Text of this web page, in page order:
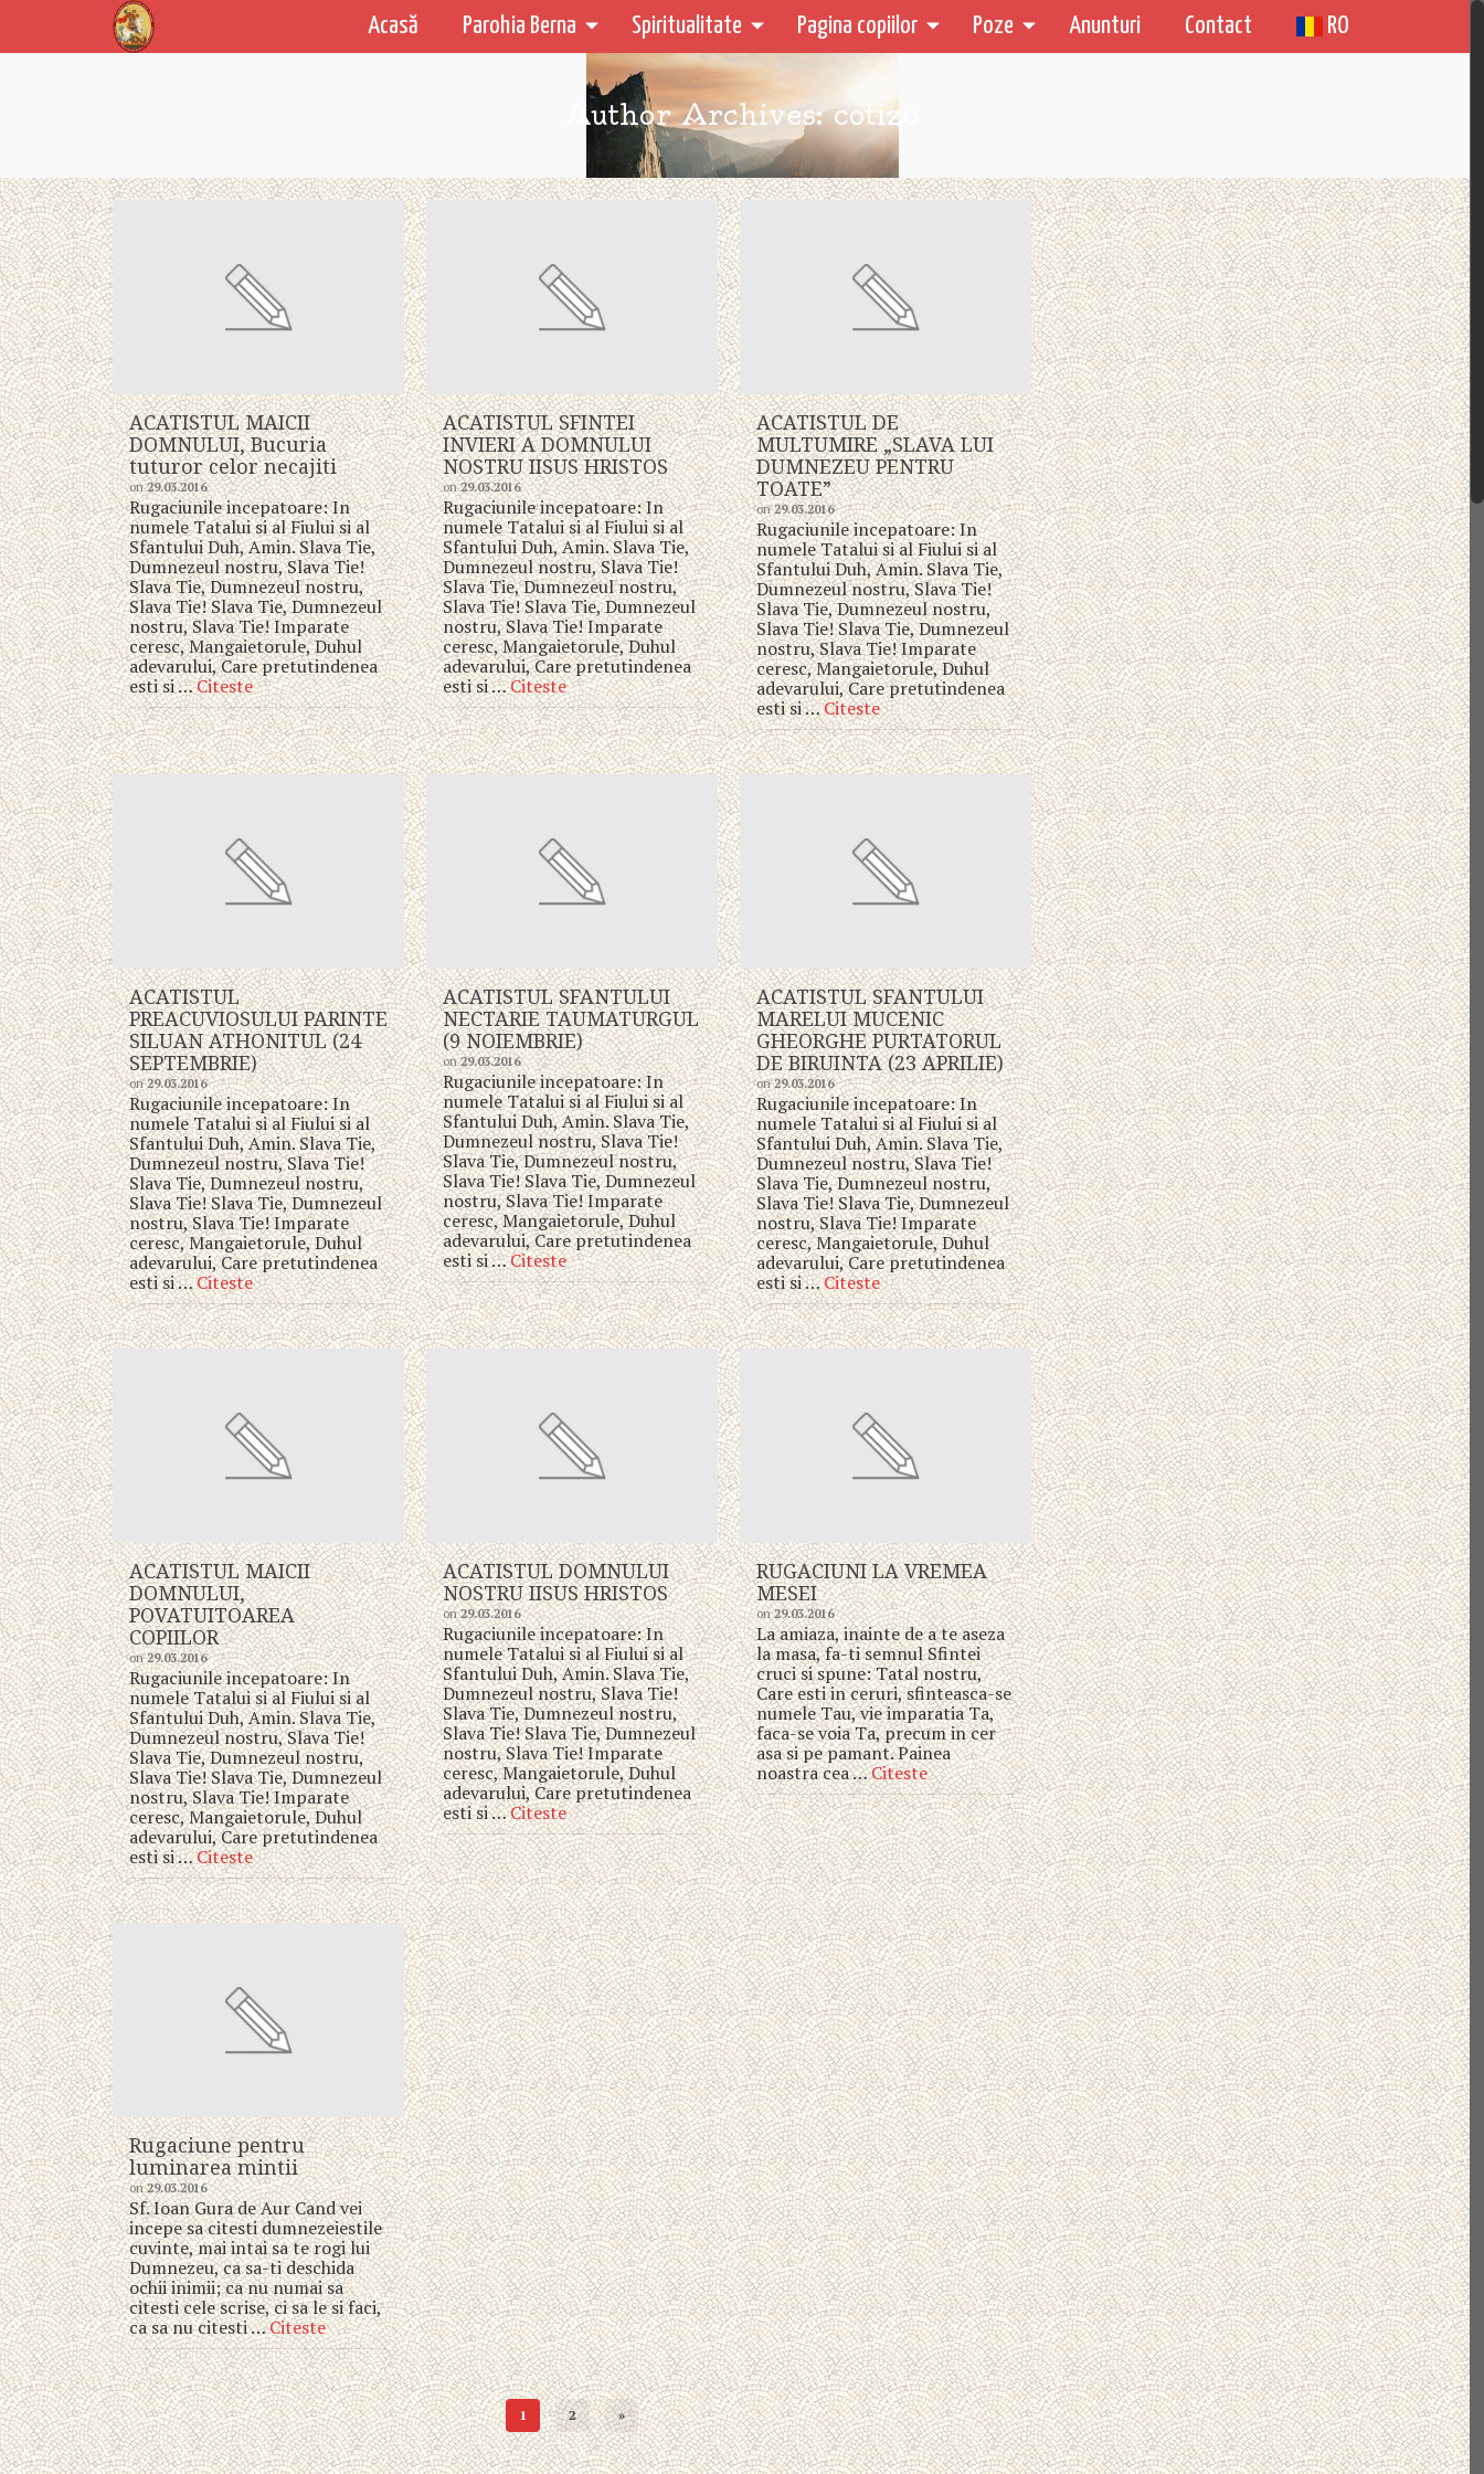
Acasă Parohia Berna Spiritualitate Pagina copiilor Poze Anunturi Contact RO
Author Archives: cotizo
ACATISTUL MAICII
DOMNULUI, Bucuria
tuturor celor necajiti
on29.03.2016
Rugaciunile incepatoare: In
numele Tatalui si al Fiului si al
Sfantului Duh, Amin. Slava Tie,
Dumnezeul nostru, Slava Tie!
Slava Tie, Dumnezeul nostru,
Slava Tie! Slava Tie, Dumnezeul
nostru, Slava Tie! Imparate
ceresc, Mangaietorule, Duhul
adevarului, Care pretutindenea
esti si …Citeste
ACATISTUL SFINTEI
INVIERI A DOMNULUI
NOSTRU IISUS HRISTOS
on29.03.2016
Rugaciunile incepatoare: In
numele Tatalui si al Fiului si al
Sfantului Duh, Amin. Slava Tie,
Dumnezeul nostru, Slava Tie!
Slava Tie, Dumnezeul nostru,
Slava Tie! Slava Tie, Dumnezeul
nostru, Slava Tie! Imparate
ceresc, Mangaietorule, Duhul
adevarului, Care pretutindenea
esti si …Citeste
ACATISTUL DE
MULTUMIRE „SLAVA LUI
DUMNEZEU PENTRU
TOATE”
on29.03.2016
Rugaciunile incepatoare: In
numele Tatalui si al Fiului si al
Sfantului Duh, Amin. Slava Tie,
Dumnezeul nostru, Slava Tie!
Slava Tie, Dumnezeul nostru,
Slava Tie! Slava Tie, Dumnezeul
nostru, Slava Tie! Imparate
ceresc, Mangaietorule, Duhul
adevarului, Care pretutindenea
esti si …Citeste
ACATISTUL
PREACUVIOSULUI PARINTE
SILUAN ATHONITUL (24
SEPTEMBRIE)
on29.03.2016
Rugaciunile incepatoare: In
numele Tatalui si al Fiului si al
Sfantului Duh, Amin. Slava Tie,
Dumnezeul nostru, Slava Tie!
Slava Tie, Dumnezeul nostru,
Slava Tie! Slava Tie, Dumnezeul
nostru, Slava Tie! Imparate
ceresc, Mangaietorule, Duhul
adevarului, Care pretutindenea
esti si …Citeste
ACATISTUL SFANTULUI
NECTARIE TAUMATURGUL
(9 NOIEMBRIE)
on29.03.2016
Rugaciunile incepatoare: In
numele Tatalui si al Fiului si al
Sfantului Duh, Amin. Slava Tie,
Dumnezeul nostru, Slava Tie!
Slava Tie, Dumnezeul nostru,
Slava Tie! Slava Tie, Dumnezeul
nostru, Slava Tie! Imparate
ceresc, Mangaietorule, Duhul
adevarului, Care pretutindenea
esti si …Citeste
ACATISTUL SFANTULUI
MARELUI MUCENIC
GHEORGHE PURTATORUL
DE BIRUINTA (23 APRILIE)
on29.03.2016
Rugaciunile incepatoare: In
numele Tatalui si al Fiului si al
Sfantului Duh, Amin. Slava Tie,
Dumnezeul nostru, Slava Tie!
Slava Tie, Dumnezeul nostru,
Slava Tie! Slava Tie, Dumnezeul
nostru, Slava Tie! Imparate
ceresc, Mangaietorule, Duhul
adevarului, Care pretutindenea
esti si …Citeste
ACATISTUL MAICII
DOMNULUI,
POVATUITOAREA
COPIILOR
on29.03.2016
Rugaciunile incepatoare: In
numele Tatalui si al Fiului si al
Sfantului Duh, Amin. Slava Tie,
Dumnezeul nostru, Slava Tie!
Slava Tie, Dumnezeul nostru,
Slava Tie! Slava Tie, Dumnezeul
nostru, Slava Tie! Imparate
ceresc, Mangaietorule, Duhul
adevarului, Care pretutindenea
esti si …Citeste
ACATISTUL DOMNULUI
NOSTRU IISUS HRISTOS
on29.03.2016
Rugaciunile incepatoare: In
numele Tatalui si al Fiului si al
Sfantului Duh, Amin. Slava Tie,
Dumnezeul nostru, Slava Tie!
Slava Tie, Dumnezeul nostru,
Slava Tie! Slava Tie, Dumnezeul
nostru, Slava Tie! Imparate
ceresc, Mangaietorule, Duhul
adevarului, Care pretutindenea
esti si …Citeste
RUGACIUNI LA VREMEA
MESEI
on29.03.2016
La amiaza, inainte de a te aseza
la masa, fa-ti semnul Sfintei
cruci si spune: Tatal nostru,
Care esti in ceruri, sfinteasca-se
numele Tau, vie imparatia Ta,
faca-se voia Ta, precum in cer
asa si pe pamant. Painea
noastra cea …Citeste
Rugaciune pentru
luminarea mintii
on29.03.2016
Sf. Ioan Gura de Aur Cand vei
incepe sa citesti dumnezeiestile
cuvinte, mai intai sa te rogi lui
Dumnezeu, ca sa-ti deschida
ochii inimii; ca nu numai sa
citesti cele scrise, ci sa le si faci,
ca sa nu citesti …Citeste
1 2 »